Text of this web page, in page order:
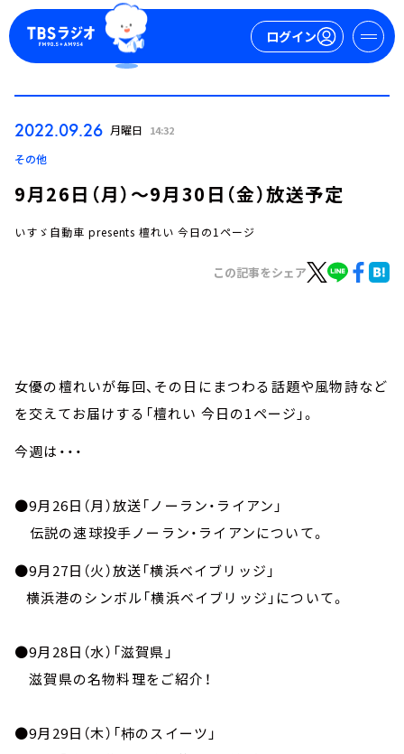
ログイン
TBS Podcast
お知らせ
YouTube
2022.09.26 月曜日 14:32
その他
9月26日（月）～9月30日（金）放送予定
いすゞ自動車 presents 檀れい 今日の1ページ
この記事をシェア
女優の檀れいが毎回、その日にまつわる話題や風物詩など
を交えてお届けする「檀れい 今日の1ページ」。
今週は・・・
●9月26日（月）放送「ノーラン・ライアン」
伝説の速球投手ノーラン・ライアンについて。
●9月27日（火）放送「横浜ベイブリッジ」
横浜港のシンボル「横浜ベイブリッジ」について。
●9月28日（水）「滋賀県」
滋賀県の名物料理をご紹介！
●9月29日（木）「柿のスイーツ」